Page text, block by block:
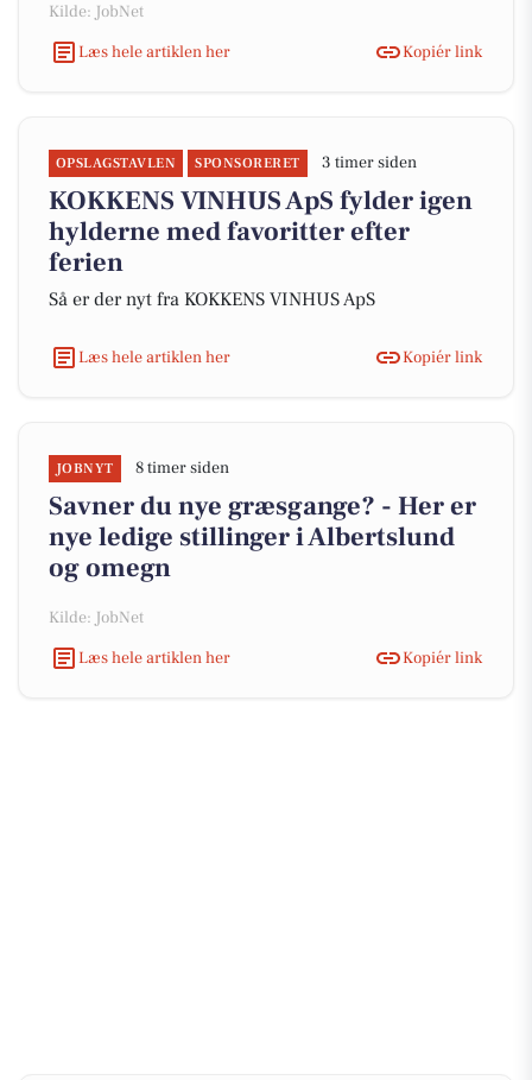
Kilde: JobNet
Læs hele artiklen her
Kopiér link
OPSLAGSTAVLEN SPONSORERET 3 timer siden
KOKKENS VINHUS ApS fylder igen
hylderne med favoritter efter
ferien
Så er der nyt fra KOKKENS VINHUS ApS
Læs hele artiklen her Kopiér link
JOBNYT 8 timer siden
Savner du nye græsgange? - Her er
nye ledige stillinger i Albertslund
og omegn
Kilde: JobNet
Læs hele artiklen her
Kopiér link